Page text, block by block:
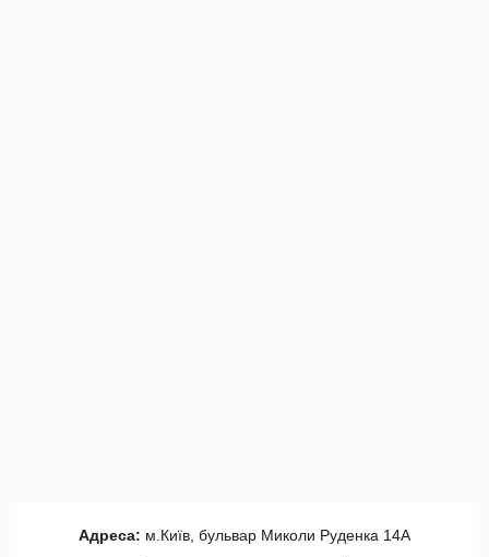
Адреса: м.Київ, бульвар Миколи Руденка 14А